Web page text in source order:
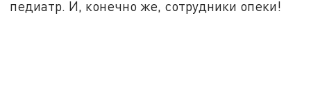
педиатр. И, конечно же, сотрудники опеки!